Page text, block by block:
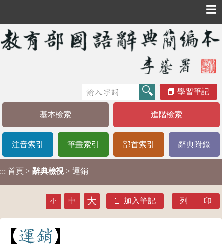
☰
學習筆記
基本檢索 進階檢索
注音索引 筆畫索引 部首索引 辭典附錄
::: 首頁 > 辭典檢視 > 運銷
小 中 大 加入筆記 列 印
運銷